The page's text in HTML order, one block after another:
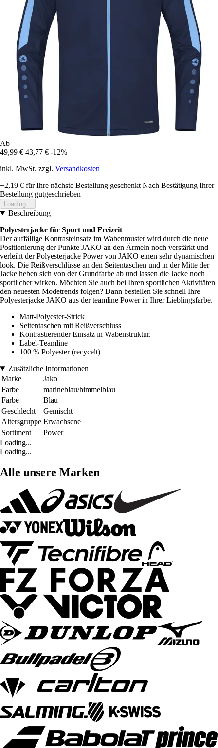
Ab
49,99 € 43,77 € -12%
inkl. MwSt. zzgl. Versandkosten
+2,19 € für Ihre nächste Bestellung geschenkt Nach Bestätigung Ihrer
Bestellung gutgeschrieben
Loading...
Beschreibung
Polyesterjacke für Sport und Freizeit
Der auffällige Kontrasteinsatz im Wabenmuster wird durch die neue
Positionierung der Punkte JAKO an den Ärmeln noch verstärkt und
verleiht der Polyesterjacke Power von JAKO einen sehr dynamischen
look. Die Reißverschlüsse an den Seitentaschen und in der Mitte der
Jacke heben sich von der Grundfarbe ab und lassen die Jacke noch
sportlicher wirken. Möchten Sie auch bei Ihren sportlichen Aktivitäten
den neuesten Modetrends folgen? Dann bestellen Sie schnell Ihre
Polyesterjacke JAKO aus der teamline Power in Ihrer Lieblingsfarbe.
Matt-Polyester-Strick
Seitentaschen mit Reißverschluss
Kontrastierender Einsatz in Wabenstruktur.
Label-Teamline
100 % Polyester (recycelt)
Zusätzliche Informationen
Marke
Jako
Farbe
marineblau/himmelblau
Farbe
Blau
Geschlecht
Gemischt
Altersgruppe Erwachsene
Sortiment
Power
Loading...
Loading...
Alle unsere Marken